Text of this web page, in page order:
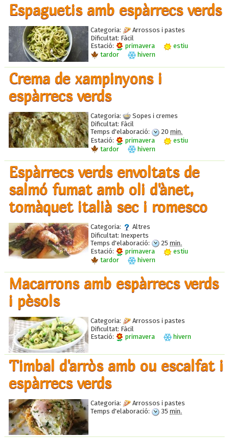
Espaguetis amb espàrrecs verds
Categoria:
Arrossos i pastes
Dificultat: Fàcil
Estació:
primavera
estiu
tardor
hivern
Crema de xampinyons i
espàrrecs verds
Categoria:
Sopes i cremes
Dificultat: Fàcil
Temps d'elaboració:
20 min.
Estació:
primavera
estiu
tardor
hivern
Espàrrecs verds envoltats de
salmó fumat amb oli d'ànet,
tomàquet italià sec i romesco
Categoria:
Altres
Dificultat: Inexperts
Temps d'elaboració:
25 min.
Estació:
primavera
estiu
tardor
hivern
Macarrons amb espàrrecs verds
i pèsols
Categoria:
Arrossos i pastes
Dificultat: Fàcil
Estació:
primavera hivern
Timbal d'arròs amb ou escalfat i
espàrrecs verds
Categoria:
Arrossos i pastes
Temps d'elaboració:
35 min.